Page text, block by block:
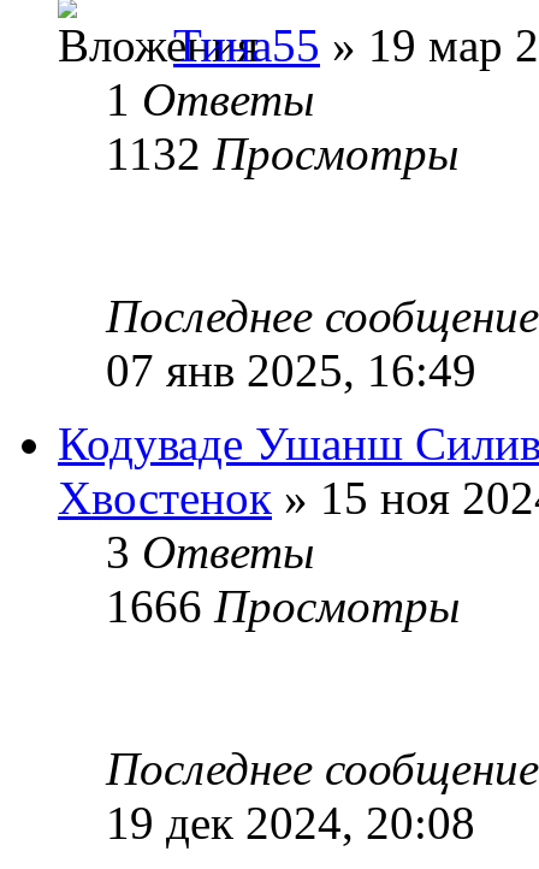
Тина55 » 19 мар
1 Ответы
1132 Просмотры
Последнее
07 янв 2025, 16:49
Кодуваде Ушанш
Хвостенок » 15 ноя
3 Ответы
1666 Просмотры
Последнее
19 дек 2024, 20:08